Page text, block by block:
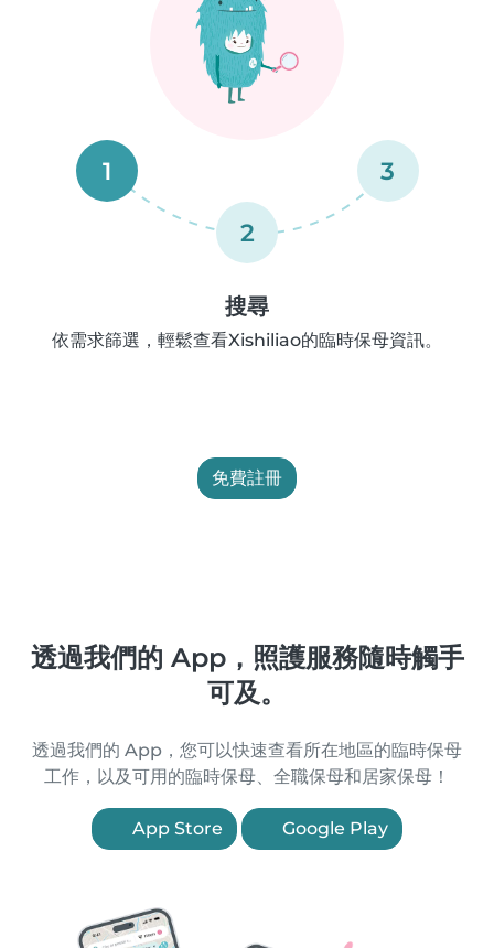
1
2
3
搜尋
依需求篩選，輕鬆查看Xishiliao的臨時保母資訊。
免費註冊
透過我們的 App，照護服務隨時觸手
可及。
透過我們的 App，您可以快速查看所在地區的臨時保母
工作，以及可用的臨時保母、全職保母和居家保母！
App Store Google Play